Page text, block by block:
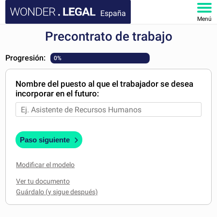
España
Menú
DOCUMENTOS
FAQ
MI CUENTA
Precontrato de trabajo
Progresión: 0%
Nombre del puesto al que el trabajador se desea
incorporar en el futuro:
Paso siguiente
Modificar el modelo
Ver tu documento